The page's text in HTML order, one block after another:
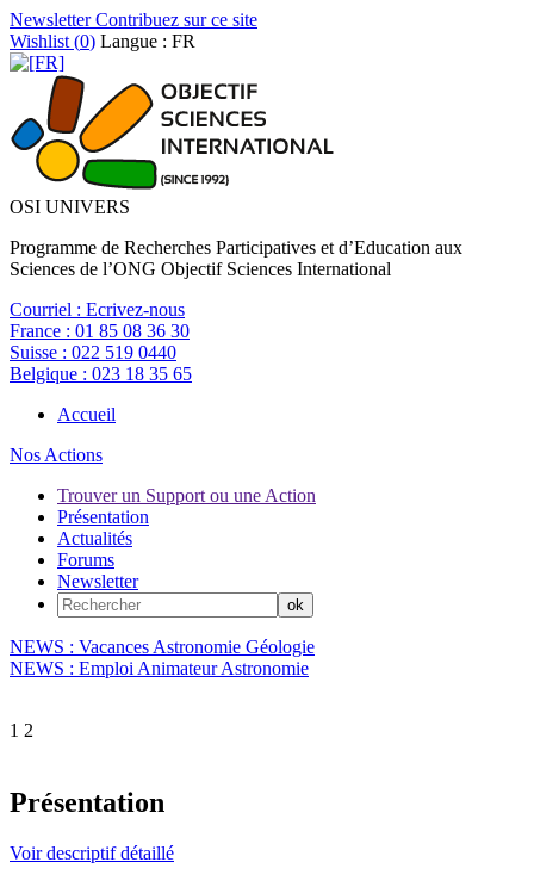
NewsletterContribuez sur ce site
Wishlist (0) Langue : FR
OSI UNIVERS
Programme de Recherches Participatives et d’Education aux
Sciences de l’ONG Objectif Sciences International
Courriel : Ecrivez-nous
France : 01 85 08 36 30
Suisse : 022 519 0440
Belgique : 023 18 35 65
Accueil
Nos Actions
Trouver un Support ou une Action
Présentation
Actualités
Forums
Newsletter
NEWS : Vacances Astronomie Géologie
NEWS : Emploi Animateur Astronomie
1 2
Présentation
Voir descriptif détaillé